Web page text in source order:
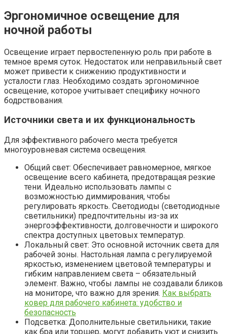
Эргономичное освещение для
ночной работы
Освещение играет первостепенную роль при работе в
темное время суток. Недостаток или неправильный свет
может привести к снижению продуктивности и
усталости глаз. Необходимо создать эргономичное
освещение, которое учитывает специфику ночного
бодрствования.
Источники света и их функциональность
Для эффективного рабочего места требуется
многоуровневая система освещения.
Общий свет: Обеспечивает равномерное, мягкое
освещение всего кабинета, предотвращая резкие
тени. Идеально использовать лампы с
возможностью диммирования, чтобы
регулировать яркость. Светодиоды (светодиодные
светильники) предпочтительны из-за их
энергоэффективности, долговечности и широкого
спектра доступных цветовых температур.
Локальный свет: Это основной источник света для
рабочей зоны. Настольная лампа с регулируемой
яркостью, изменением цветовой температуры и
гибким направлением света – обязательный
элемент. Важно, чтобы лампы не создавали бликов
на мониторе, что важно для зрения. Как выбрать
ковер для рабочего кабинета: удобство и
безопасность
Подсветка: Дополнительные светильники, такие
как бра или торшер, могут добавить уют и снизить